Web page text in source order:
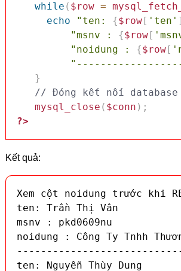
while ( $row =
echo
"ten: {$row[ 'ten' ]
"msnv : {$row[
"noidung : {$row[
}
// Đóng kết nối database
mysql_close ( $conn ) ;
?>
Kết quả:
Xem cột noidung trước khi
ten: Trần Thị Vân
msnv : pkd0609nu
noidung : Công Ty Tnhh
ten: Nguyễn Thùy Dung